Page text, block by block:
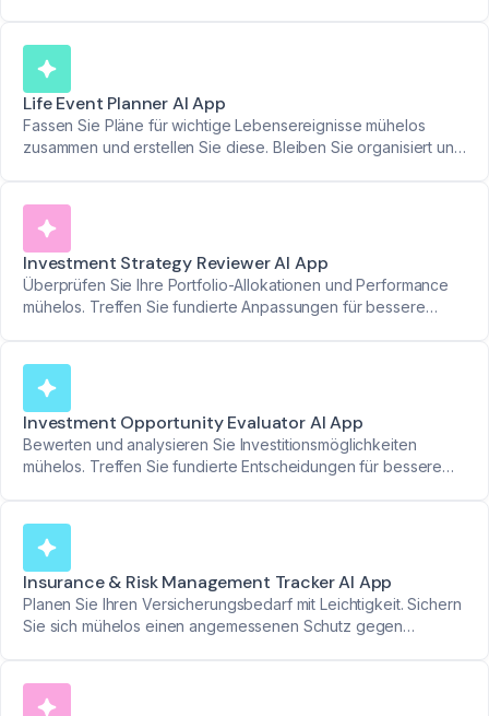
Life Event Planner AI App
Fassen Sie Pläne für wichtige Lebensereignisse mühelos
zusammen und erstellen Sie diese. Bleiben Sie organisiert und
Investment Strategy Reviewer AI App
Überprüfen Sie Ihre Portfolio-Allokationen und Performance
mühelos. Treffen Sie fundierte Anpassungen für bessere
Investment Opportunity Evaluator AI App
Bewerten und analysieren Sie Investitionsmöglichkeiten
mühelos. Treffen Sie fundierte Entscheidungen für bessere
Insurance & Risk Management Tracker AI App
Planen Sie Ihren Versicherungsbedarf mit Leichtigkeit. Sichern
Sie sich mühelos einen angemessenen Schutz gegen